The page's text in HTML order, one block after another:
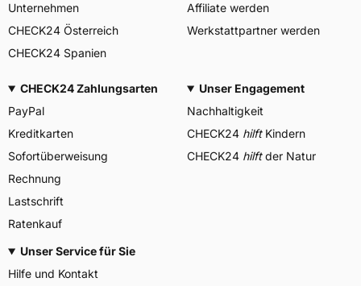
Unternehmen
CHECK24 Österreich
CHECK24 Spanien
Affiliate werden
Werkstattpartner werden
CHECK24 Zahlungsarten
PayPal
Kreditkarten
Sofortüberweisung
Rechnung
Lastschrift
Ratenkauf
Unser Engagement
Nachhaltigkeit
CHECK24 hilftKindern
CHECK24 hilftder Natur
Unser Service für Sie
Hilfe und Kontakt